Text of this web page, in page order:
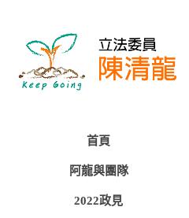
首頁
阿龍與團隊
2022政見